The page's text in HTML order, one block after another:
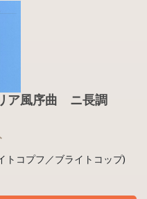
リア風序曲 ニ長調
コプフ／ブライトコップ)